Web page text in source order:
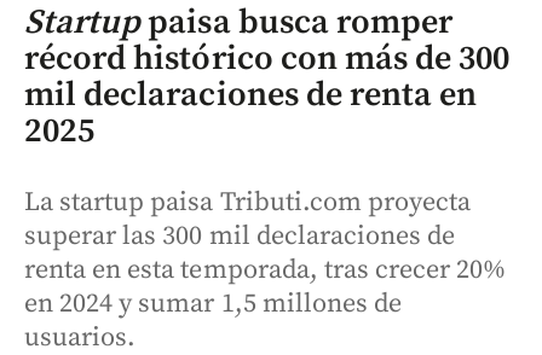
Startuppaisa busca romper
récord histórico con más de 300
mil declaraciones de renta en
2025
La startup paisa Tributi.com proyecta
superar las 300 mil declaraciones de
renta en esta temporada, tras crecer 20%
en 2024 y sumar 1,5 millones de
usuarios.